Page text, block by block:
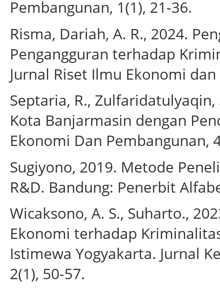
Pembangunan, 1(1), 21-36.
Risma, Dariah, A. R., 2024.
Pengangguran terhadap
Jurnal Riset Ilmu Ekonomi
Septaria, R.,
Kota Banjarmasin dengan
Ekonomi Dan Pembangunan,
Sugiyono, 2019. Metode
R&D. Bandung: Penerbit
Wicaksono, A. S., Suharto.,
Ekonomi terhadap
Istimewa Yogyakarta. Jurnal
2(1), 50-57.